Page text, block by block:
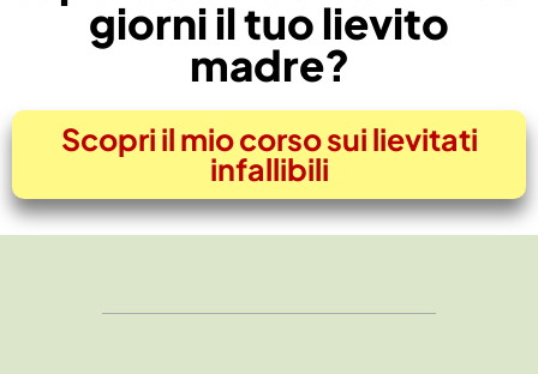
giorni il tuo lievito
madre?
Scopri il mio corso sui lievitati
infallibili